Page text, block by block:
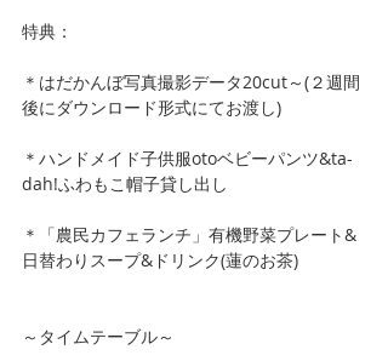
特典：
＊はだかんぼ写真撮影データ20cut～(２週間
後にダウンロード形式にてお渡し)
＊ハンドメイド子供服otoベビーパンツ&ta-
dah!ふわもこ帽子貸し出し
＊「農民カフェランチ」有機野菜プレート&
日替わりスープ&ドリンク(蓮のお茶)
～タイムテーブル～